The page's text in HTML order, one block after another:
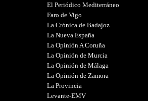
El Periódico Mediterráneo
Faro de Vigo
La Crónica de Badajoz
La Nueva España
La Opinión A Coruña
La Opinión de Murcia
La Opinión de Málaga
La Opinión de Zamora
La Provincia
Levante-EMV